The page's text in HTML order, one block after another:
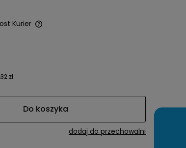
Kurier
zł
Do koszyka
dodaj do przechowalni